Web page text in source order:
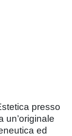
presso
un’originale
ed